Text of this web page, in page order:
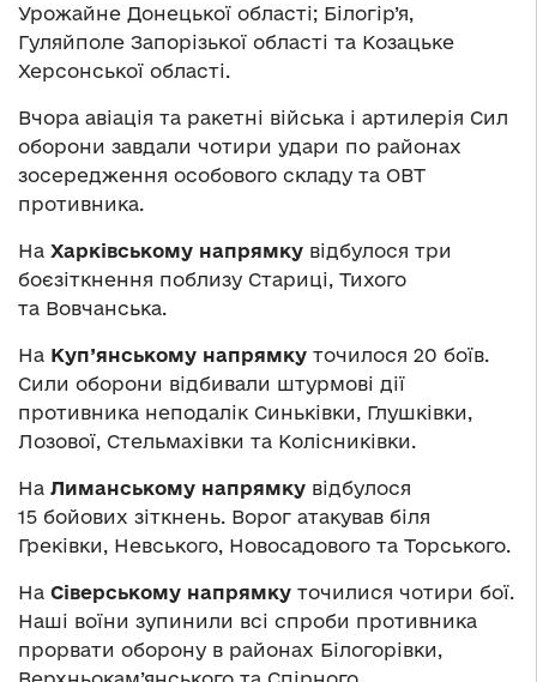
Урожайне Донецької області; Білогір’я,
Гуляйполе Запорізької області та Козацьке
Херсонської області.
Вчора авіація та ракетні війська і артилерія Сил
оборони завдали чотири удари по районах
зосередження особового складу та ОВТ
противника.
На Харківському напрямку відбулося три
боєзіткнення поблизу Стариці, Тихого
та Вовчанська.
На Куп’янському напрямку точилося 20 боїв.
Сили оборони відбивали штурмові дії
противника неподалік Синьківки, Глушківки,
Лозової, Стельмахівки та Колісниківки.
На Лиманському напрямку відбулося
15 бойових зіткнень. Ворог атакував біля
Греківки, Невського, Новосадового та Торського.
На Сіверському напрямку точилися чотири бої.
Наші воїни зупинили всі спроби противника
прорвати оборону в районах Білогорівки,